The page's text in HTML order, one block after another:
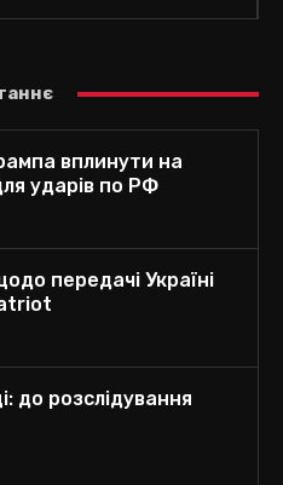
вплинути на
ударів по РФ
передачі Україні
до розслідування